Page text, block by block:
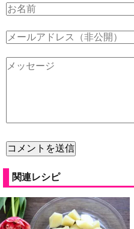
関連レシピ